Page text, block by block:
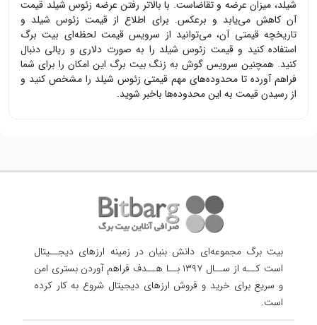
شیلد، میزان عرضه و تقاضاست. با بالاتر رفتن عرضه زئوس شیلد قیمت
آن کاهش می‌یابد و برعکس. برای اطلاع از قیمت زئوس شیلد و
تاریخچه قیمتی آن، می‌توانید از سرویس قیمت لحظه‌ای بیت برگ
استفاده کنید و قیمت زئوس شیلد را به صورت دلاری و ریالی دنبال
کنید. همچنین سرویس گوش به زنگ بیت برگ این امکان را برای شما
فراهم آورده تا محدوده‌های مهم قیمتی زئوس شیلد را مشخص کنید و
از رسیدن قیمت به این محدوده‌ها باخبر شوید.
بیت برگ مجموعه‌ای دانش بنیان در زمینه ارزهای دیجــیتال
است کــه از ســال ۱۳۹۷ بــا هــدف فراهم آوردن
بستری امن
و سریع برای خرید و فروش ارزهای دیجیتال شروع به کار کرده
است.